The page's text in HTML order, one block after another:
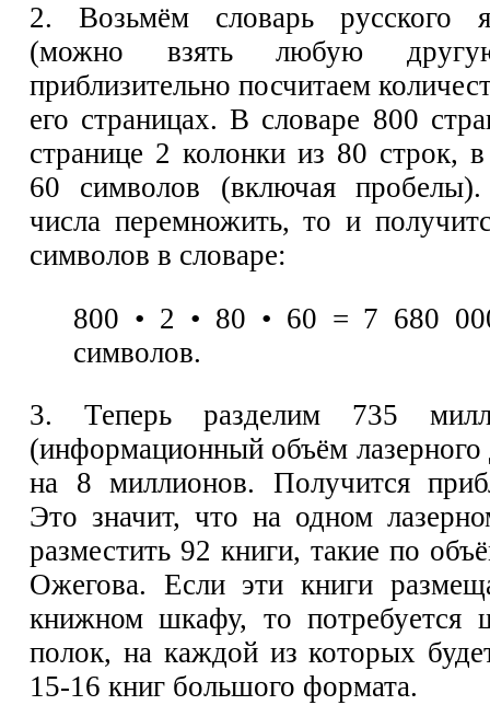
2. Возьмём словарь русского
(можно взять любую
приблизительно посчитаем
его страницах. В словаре 800
странице 2 колонки из 80 строк,
60 символов (включая
числа перемножить, то и
символов в словаре:
800 • 2 • 80 • 60 = 7 680
символов.
3. Теперь разделим 735
(информационный объём лазерного
на 8 миллионов. Получится
Это значит, что на одном
разместить 92 книги, такие по
Ожегова. Если эти книги
книжном шкафу, то потребуется
полок, на каждой из которых
15-16 книг большого формата.